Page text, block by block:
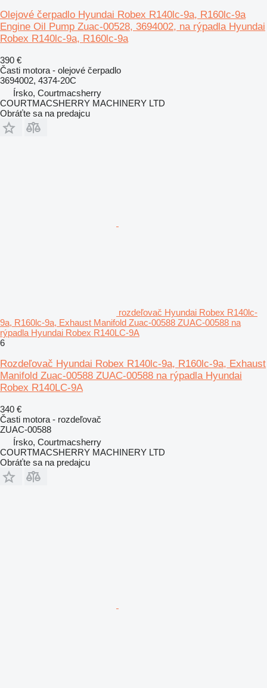
Olejové čerpadlo Hyundai Robex R140lc-9a, R160lc-9a
Engine Oil Pump Zuac-00528, 3694002, na rýpadla Hyundai
Robex R140lc-9a, R160lc-9a
390 €
Časti motora - olejové čerpadlo
3694002, 4374-20C
Írsko, Courtmacsherry
COURTMACSHERRY MACHINERY LTD
Obráťte sa na predajcu
rozdeľovač Hyundai Robex R140lc-
9a, R160lc-9a, Exhaust Manifold Zuac-00588 ZUAC-00588 na
rýpadla Hyundai Robex R140LC-9A
6
Rozdeľovač Hyundai Robex R140lc-9a, R160lc-9a, Exhaust
Manifold Zuac-00588 ZUAC-00588 na rýpadla Hyundai
Robex R140LC-9A
340 €
Časti motora - rozdeľovač
ZUAC-00588
Írsko, Courtmacsherry
COURTMACSHERRY MACHINERY LTD
Obráťte sa na predajcu